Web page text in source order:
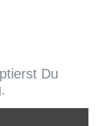
Du